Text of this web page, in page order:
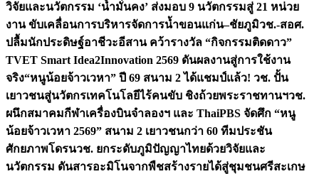
วิจัยและนวัตกรรม ‘น้ำมั่นคง’ ส่งมอบ 9 นวัตกรรมสู่ 21 หน่วย
งาน ขับเคลื่อนการบริหารจัดการน้ำขอนแก่น–ชัยภูมิวช.-สอศ.
ปลื้มนักประดิษฐ์อาชีวะอีสาน คว้ารางวัล “กิจกรรมติดดาว”
TVET Smart Idea2Innovation 2569 ดันผลงานสู่การใช้งาน
จริง“หนูน้อยจ้าวเวหา” ปี 69 สนาม 2 ได้แชมป์แล้ว! วช. ปั้น
เยาวชนสู่นวัตกรเทคโนโลยีไร้คนขับ ชิงถ้วยพระราชทานฯวช.
ผนึกสมาคมกีฬาเครื่องบินจำลองฯ และ ThaiPBS จัดศึก “หนู
น้อยจ้าวเวหา 2569” สนาม 2 เยาวชนกว่า 60 ทีมประชัน
ศักยภาพโดรนวช. ยกระดับภูมิปัญญาไทยด้วยวิจัยและ
นวัตกรรม ดันสารอะมิโนจากพืชสร้างรายได้สู่ชุมชนศรีสะเกษ